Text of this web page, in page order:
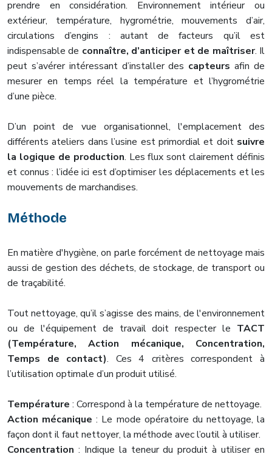
prendre en considération. Environnement intérieur ou
extérieur, température, hygrométrie, mouvements d’air,
circulations d’engins : autant de facteurs qu’il est
indispensable de connaître, d’anticiper et de maîtriser. Il
peut s’avérer intéressant d’installer des capteurs afin de
mesurer en temps réel la température et l’hygrométrie
d’une pièce.
D’un point de vue organisationnel, l'emplacement des
différents ateliers dans l’usine est primordial et doitsuivre
la logique de production. Les flux sont clairement définis
et connus : l’idée ici est d’optimiser les déplacements et les
mouvements de marchandises.
Méthode
En matière d'hygiène, on parle forcément de nettoyage mais
aussi de gestion des déchets, de stockage, de transport ou
de traçabilité.
Tout nettoyage, qu’il s’agisse des mains, de l'environnement
ou de l'équipement de travail doit respecter le TACT
(Température, Action mécanique, Concentration,
Temps de contact). Ces 4 critères correspondent à
l’utilisation optimale d’un produit utilisé.
Température : Correspond à la température de nettoyage.
Action mécanique: Le mode opératoire du nettoyage, la
façon dont il faut nettoyer, la méthode avec l’outil à utiliser.
Concentration : Indique la teneur du produit à utiliser en